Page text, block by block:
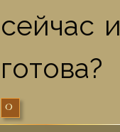
сейчас
готова?
0